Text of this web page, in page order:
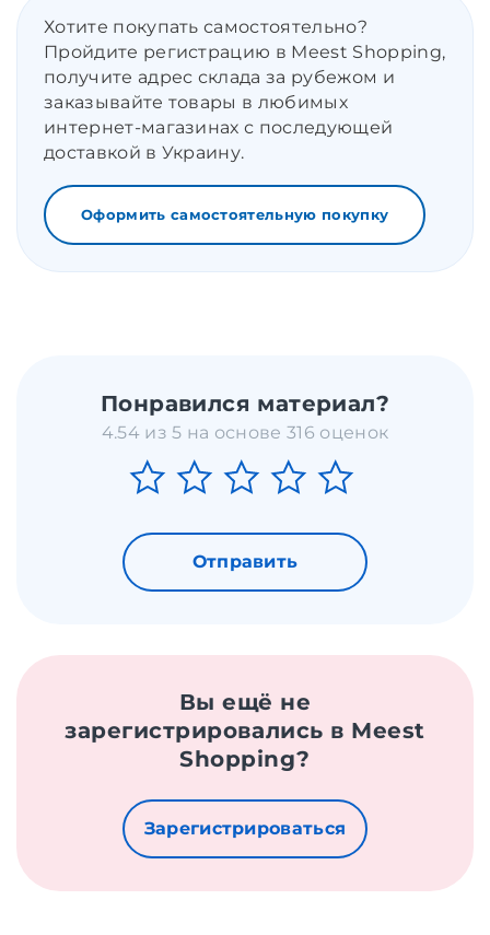
Хотите покупать самостоятельно?
Пройдите регистрацию в Meest Shopping,
получите адрес склада за рубежом и
заказывайте товары в любимых
интернет-магазинах с последующей
доставкой в Украину.
Оформить самостоятельную покупку
Понравился материал?
4.54 из 5 на основе 316 оценок
Отправить
Вы ещё не
зарегистрировались в Meest
Shopping?
Зарегистрироваться